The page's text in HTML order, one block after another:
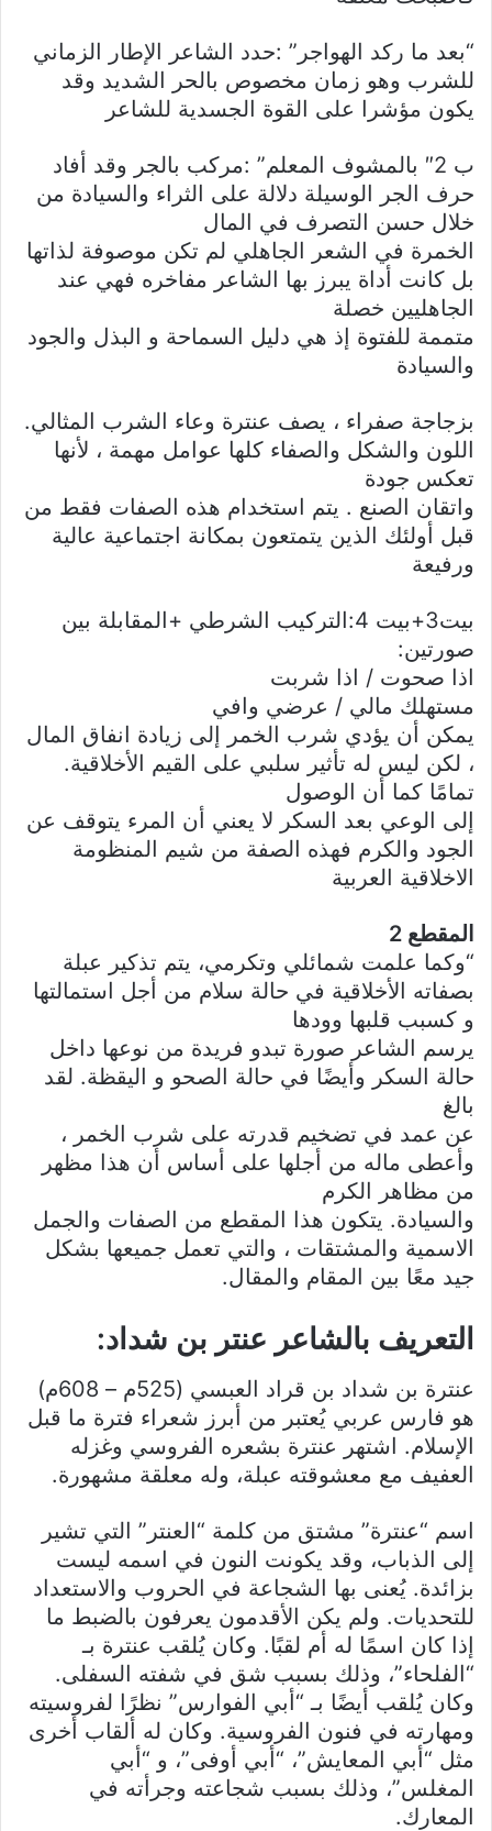
“بعد ما ركد الهواجر” :حدد الشاعر الإطار الزماني
للشرب وهو زمان مخصوص بالحر الشديد وقد
يكون مؤشرا على القوة الجسدية للشاعر
ب 2″ بالمشوف المعلم” :مركب بالجر وقد أفاد
حرف الجر الوسيلة دلالة على الثراء والسيادة من
خلال حسن التصرف في المال
الخمرة في الشعر الجاهلي لم تكن موصوفة لذاتها
بل كانت أداة يبرز بها الشاعر مفاخره فهي عند
الجاهليين خصلة
متممة للفتوة إذ هي دليل السماحة و البذل والجود
والسيادة
بزجاجة صفراء ، يصف عنترة وعاء الشرب المثالي.
اللون والشكل والصفاء كلها عوامل مهمة ، لأنها
تعكس جودة
واتقان الصنع . يتم استخدام هذه الصفات فقط من
قبل أولئك الذين يتمتعون بمكانة اجتماعية عالية
ورفيعة
بيت3+بيت 4:التركيب الشرطي +المقابلة بين
صورتين:
اذا صحوت / اذا شربت
مستهلك مالي / عرضي وافي
يمكن أن يؤدي شرب الخمر إلى زيادة انفاق المال
، لكن ليس له تأثير سلبي على القيم الأخلاقية.
تمامًا كما أن الوصول
إلى الوعي بعد السكر لا يعني أن المرء يتوقف عن
الجود والكرم فهذه الصفة من شيم المنظومة
الاخلاقية العربية
المقطع 2
“وكما علمت شمائلي وتكرمي، يتم تذكير عبلة
بصفاته الأخلاقية في حالة سلام من أجل استمالتها
و كسبب قلبها وودها
يرسم الشاعر صورة تبدو فريدة من نوعها داخل
حالة السكر وأيضًا في حالة الصحو و اليقظة. لقد
بالغ
عن عمد في تضخيم قدرته على شرب الخمر ،
وأعطى ماله من أجلها على أساس أن هذا مظهر
من مظاهر الكرم
والسيادة. يتكون هذا المقطع من الصفات والجمل
الاسمية والمشتقات ، والتي تعمل جميعها بشكل
جيد معًا بين المقام والمقال.
التعريف بالشاعر عنتر بن شداد:
عنترة بن شداد بن قراد العبسي (525م – 608م)
هو فارس عربي يُعتبر من أبرز شعراء فترة ما قبل
الإسلام. اشتهر عنترة بشعره الفروسي وغزله
العفيف مع معشوقته عبلة، وله معلقة مشهورة.
اسم “عنترة” مشتق من كلمة “العنتر” التي تشير
إلى الذباب، وقد يكونت النون في اسمه ليست
بزائدة. يُعنى بها الشجاعة في الحروب والاستعداد
للتحديات. ولم يكن الأقدمون يعرفون بالضبط ما
إذا كان اسمًا له أم لقبًا. وكان يُلقب عنترة بـ
“الفلحاء”، وذلك بسبب شق في شفته السفلى.
وكان يُلقب أيضًا بـ “أبي الفوارس” نظرًا لفروسيته
ومهارته في فنون الفروسية. وكان له ألقاب أخرى
مثل “أبي المعايش”، “أبي أوفى”، و “أبي
المغلس”، وذلك بسبب شجاعته وجرأته في
المعارك.